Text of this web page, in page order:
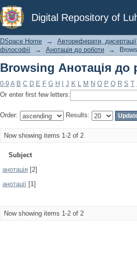
Digital Repository of
Browsing Анотація до
DSpace Home →
Автореферати,
філософії
→ Анотація до роботи →
Browsing Анотація до
0-9 A B C D E F G H J K L M N O P Q R S T
Or enter first few letters:
Order: Results:
Now showing items 1-2 of 2
Subject
анотація [2]
анотації [1]
Now showing items 1-2 of 2